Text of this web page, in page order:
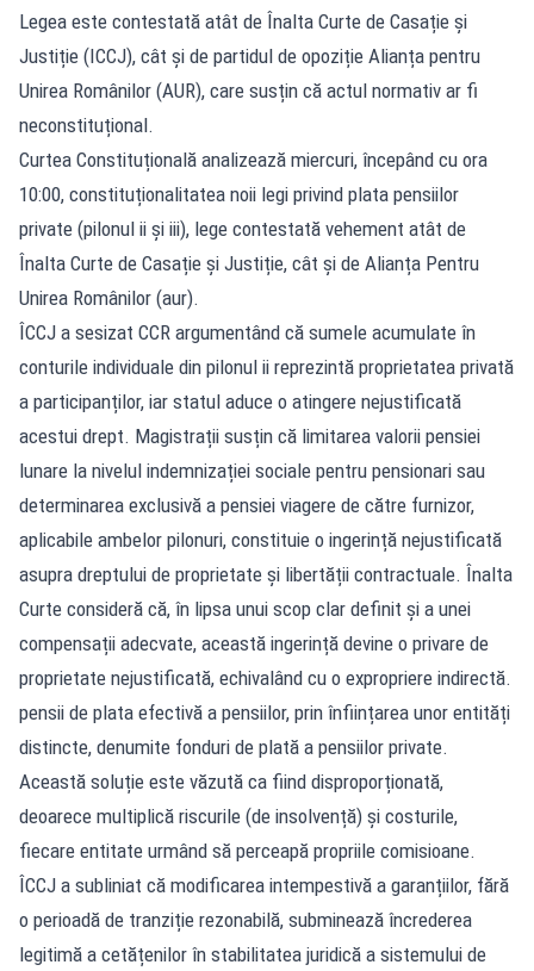
Legea este contestată atât de Înalta Curte de Casație și
Justiție (ICCJ), cât și de partidul de opoziție Alianța pentru
Unirea Românilor (AUR), care susțin că actul normativ ar fi
neconstituțional.
Curtea Constituțională analizează miercuri, începând cu ora
10:00, constituționalitatea noii legi privind plata pensiilor
private (pilonul ii și iii), lege contestată vehement atât de
Înalta Curte de Casație și Justiție, cât și de Alianța Pentru
Unirea Românilor (aur).
ÎCCJ a sesizat CCR argumentând că sumele acumulate în
conturile individuale din pilonul ii reprezintă proprietatea privată
a participanților, iar statul aduce o atingere nejustificată
acestui drept. Magistrații susțin că limitarea valorii pensiei
lunare la nivelul indemnizației sociale pentru pensionari sau
determinarea exclusivă a pensiei viagere de către furnizor,
aplicabile ambelor pilonuri, constituie o ingerință nejustificată
asupra dreptului de proprietate și libertății contractuale. Înalta
Curte consideră că, în lipsa unui scop clar definit și a unei
compensații adecvate, această ingerință devine o privare de
proprietate nejustificată, echivalând cu o expropriere indirectă.
pensii de plata efectivă a pensiilor, prin înființarea unor entități
distincte, denumite fonduri de plată a pensiilor private.
Această soluție este văzută ca fiind disproporționată,
deoarece multiplică riscurile (de insolvență) și costurile,
fiecare entitate urmând să perceapă propriile comisioane.
ÎCCJ a subliniat că modificarea intempestivă a garanțiilor, fără
o perioadă de tranziție rezonabilă, subminează încrederea
legitimă a cetățenilor în stabilitatea juridică a sistemului de